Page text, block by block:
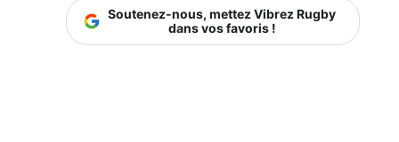
Soutenez-nous, mettez Vibrez Rugby
dans vos favoris !